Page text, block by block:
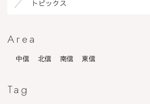
トピックス
Area
中信 北信 南信 東信
Tag